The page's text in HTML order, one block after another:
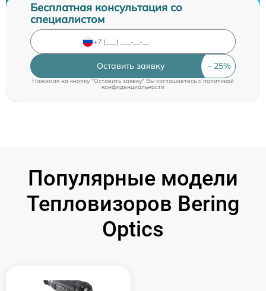
Бесплатная консультация со
специалистом
Оставить заявку
Нажимая на кнопку "Оставить заявку" Вы соглашаетесь cполитикой
конфиденциальности
Популярные модели
Тепловизоров Bering
Optics